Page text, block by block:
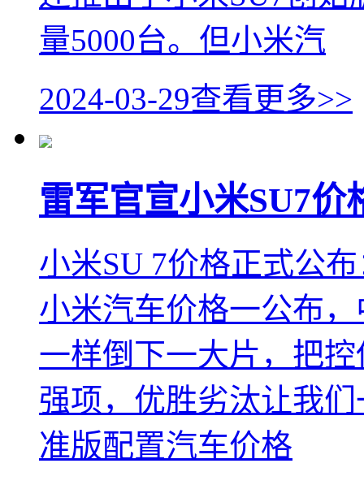
量5000台。但小米汽
2024-03-29查看更多>>
雷军官宣小米SU7价
小米SU 7价格正式公
小米汽车价格一公布
一样倒下一大片，把
强项，优胜劣汰让我
准版配置汽车价格